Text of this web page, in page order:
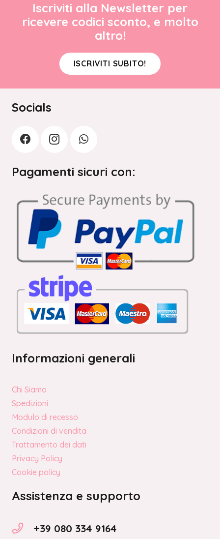
Iscriviti alla Newsletter per
ricevere codici sconto, e molto
altro!
ISCRIVITI SUBITO!
Socials
Pagamenti sicuri con:
Informazioni generali
Chi Siamo
Spedizioni
Modulo di recesso
Condizioni di vendita
Trattamento dei dati
Privacy Policy
Cookie policy
Assistenza e supporto
+39 080 334 9164